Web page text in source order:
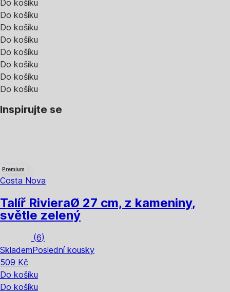
Do košíku
Do košíku
Do košíku
Do košíku
Do košíku
Do košíku
Do košíku
Do košíku
Inspirujte se
Premium
Costa Nova
Talíř RivieraØ 27 cm, z kameniny,
světle zelený
(6)
SklademPoslední kousky
509 Kč
Do košíku
Do košíku